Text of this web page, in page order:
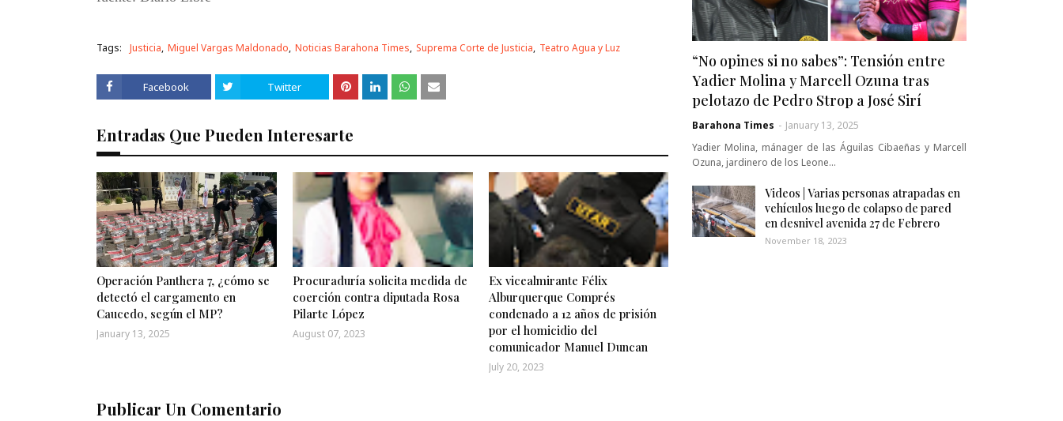
Tags: Justicia Miguel Vargas Maldonado Noticias Barahona Times Suprema Corte de Justicia Teatro Agua y Luz
Facebook Twitter
Entradas Que Pueden Interesarte
Operación Panthera 7, ¿cómo se
detectó el cargamento en
Caucedo, según el MP?
January 13, 2025
Procuraduría solicita medida de
coerción contra diputada Rosa
Pilarte López
August 07, 2023
Ex vicealmirante Félix
Alburquerque Comprés
condenado a 12 años de prisión
por el homicidio del
comunicador Manuel Duncan
July 20, 2023
Publicar Un Comentario
“No opines si no sabes”: Tensión entre
Yadier Molina y Marcell Ozuna tras
pelotazo de Pedro Strop a José Sirí
Barahona Times - January 13, 2025
Yadier Molina, mánager de las Águilas Cibaeñas y Marcell
Ozuna, jardinero de los Leone…
Videos | Varias personas atrapadas en
vehículos luego de colapso de pared
en desnivel avenida 27 de Febrero
November 18, 2023